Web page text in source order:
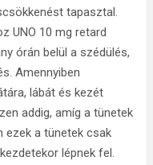
tapasztal.
UNO 10 mg retard
órán belül a szédülés,
Amennyiben
lábát és kezét
addig, amíg a tünetek
ezek a tünetek csak
lépnek fel.